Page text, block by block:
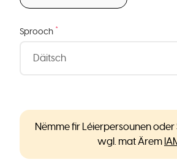
Sprooch *
Nëmme fir Léierpersounen oder
wgl. mat Ärem